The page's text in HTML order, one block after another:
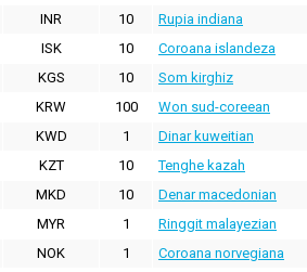
INR
10 Rupia indiana
ISK
10 Coroana islandeza
KGS
10 Som kirghiz
KRW
100 Won sud-coreean
KWD
1 Dinar kuweitian
KZT
10 Tenghe kazah
MKD
10 Denar macedonian
MYR
1 Ringgit malayezian
NOK
1 Coroana norvegiana